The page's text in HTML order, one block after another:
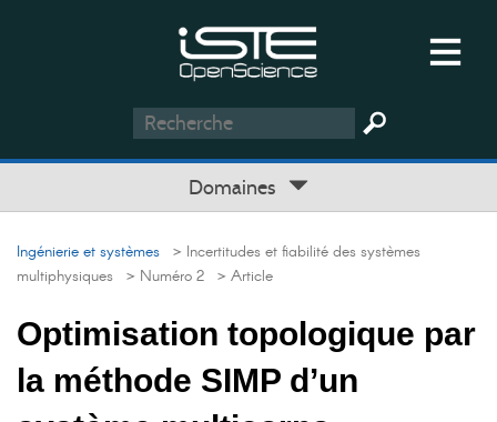
Domaines
Ingénierie et systèmes > Incertitudes et fiabilité des systèmes
multiphysiques > Numéro 2 > Article
Optimisation topologique par
la méthode SIMP d’un